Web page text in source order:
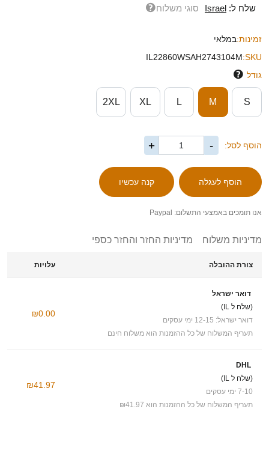
שלח ל: Israel סוגי משלוח
זמינות:במלאי
SKU:
IL22860WSAH2743104M
גודל
S
M
L
XL
2XL
הוסף לסל: -
+
אנו תומכים באמצעי התשלום: Paypal
מדיניות משלוח מדיניות החזר והחזר כספי
צורת ההובלה עלויות
דואר ישראל
(שלח ל IL)
דואר ישראל: 12-15 ימי עסקים
תעריף המשלוח של כל ההזמנות הוא משלוח חינם
₪0.00
DHL
(שלח ל IL)
7-10 ימי עסקים
תעריף המשלוח של כל ההזמנות הוא ₪41.97
₪41.97